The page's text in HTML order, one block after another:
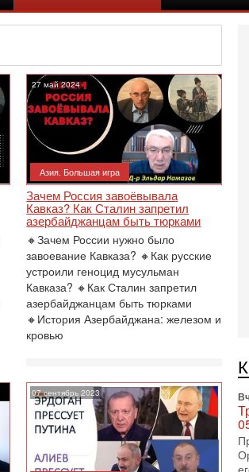
27 май 2024
Азия. Большая игра
Зачем Россия завоёвывала
Кавказ? Как Сталин запретил
азербайджанцам быть тюрками
🔸Зачем России нужно было
завоевание Кавказа? 🔸Как русские
устроили геноцид мусульман
Кавказа? 🔸Как Сталин запретил
азербайджанцам быть тюрками
🔸История Азербайджана: железом и
кровью
07 сентябрь 2023 4-